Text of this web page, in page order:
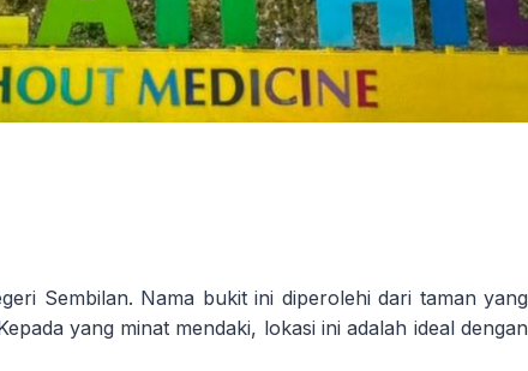
Sembilan. Nama bukit ini diperolehi dari taman yang
yang minat mendaki, lokasi ini adalah ideal dengan